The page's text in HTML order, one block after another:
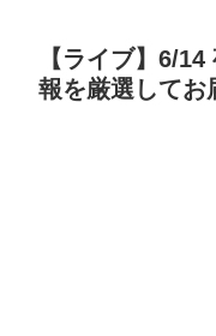
【ライブ】6/
報を厳選してお